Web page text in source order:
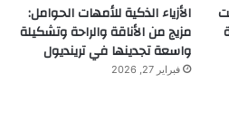
الأزياء الذكية للأمهات الحوامل:
مزيج من الأناقة والراحة وتشكيلة
واسعة تجدينها في ترينديول
فبراير 27, 2026